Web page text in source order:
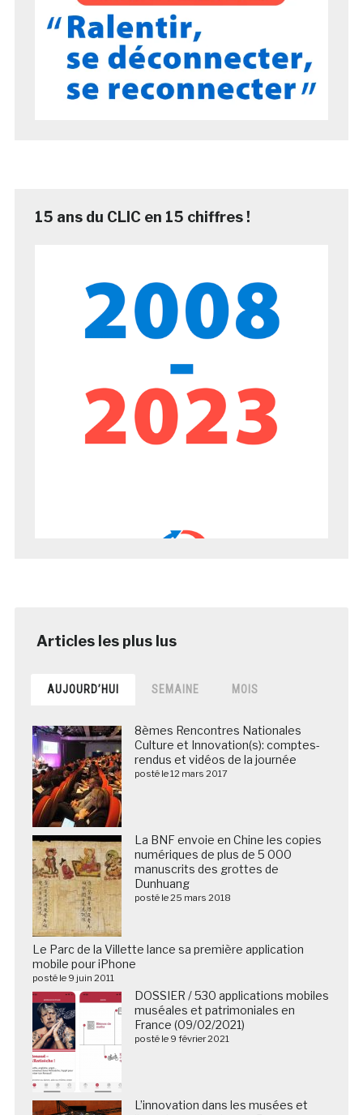
15 ans du CLIC en 15 chiffres !
AUJOURD’HUI SEMAINE MOIS
8èmes Rencontres Nationales
Culture et Innovation(s): comptes-
rendus et vidéos de la journée
posté le 12 mars 2017
La BNF envoie en Chine les copies
numériques de plus de 5 000
manuscrits des grottes de
Dunhuang
posté le 25 mars 2018
Le Parc de la Villette lance sa première application
mobile pour iPhone
posté le 9 juin 2011
DOSSIER / 530 applications mobiles
muséales et patrimoniales en
France (09/02/2021)
posté le 9 février 2021
L’innovation dans les musées et